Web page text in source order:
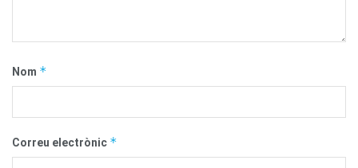
Nom *
Correu electrònic *